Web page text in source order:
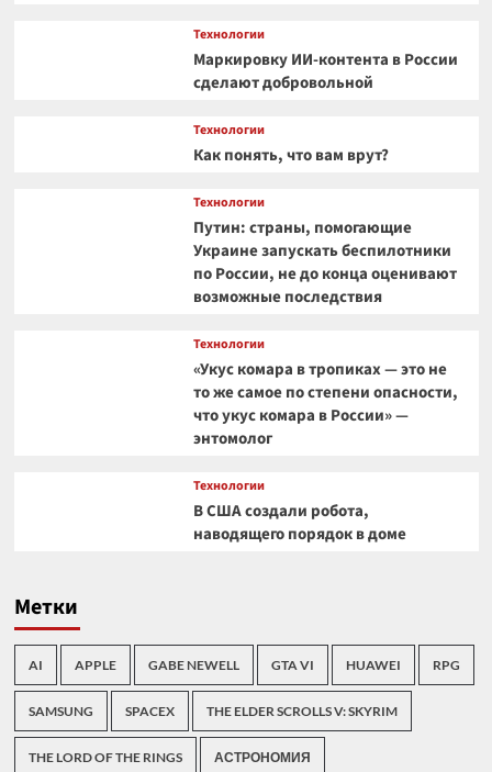
Технологии
Маркировку ИИ-контента в России
сделают добровольной
Технологии
Как понять, что вам врут?
Технологии
Путин: страны, помогающие
Украине запускать беспилотники
по России, не до конца оценивают
возможные последствия
Технологии
«Укус комара в тропиках — это не
то же самое по степени опасности,
что укус комара в России» —
энтомолог
Технологии
В США создали робота,
наводящего порядок в доме
Метки
AI APPLE GABE NEWELL GTA VI HUAWEI RPG
SAMSUNG SPACEX THE ELDER SCROLLS V: SKYRIM
THE LORD OF THE RINGS АСТРОНОМИЯ